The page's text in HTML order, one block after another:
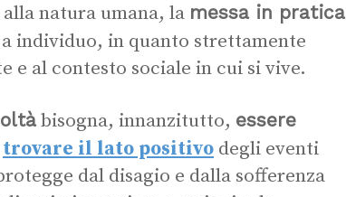
natura umana, la messa in pratica
individuo, in quanto strettamente
e al contesto sociale in cui si vive.
bisogna, innanzitutto, essere
trovare il lato positivo degli eventi
dal disagio e dalla sofferenza